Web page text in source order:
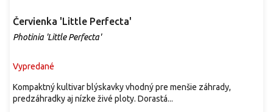
Červienka 'Little Perfecta'
Photinia 'Little Perfecta'
Vypredané
Kompaktný kultivar blýskavky vhodný pre menšie záhrady,
predzáhradky aj nízke živé ploty. Dorastá...